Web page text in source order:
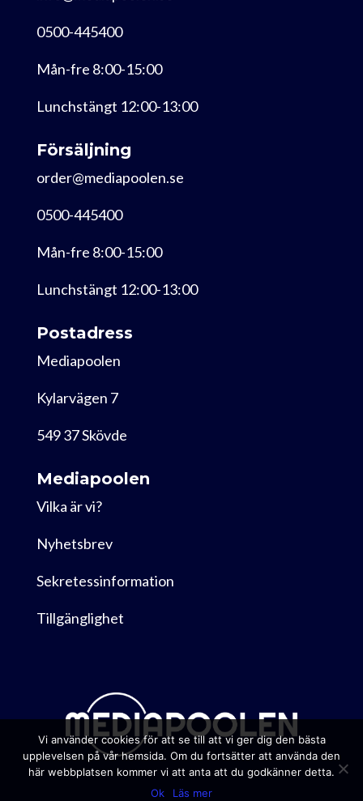
0500-445400
Mån-fre 8:00-15:00
Lunchstängt 12:00-13:00
Försäljning
order@mediapoolen.se
0500-445400
Mån-fre 8:00-15:00
Lunchstängt 12:00-13:00
Postadress
Mediapoolen
Kylarvägen 7
549 37 Skövde
Mediapoolen
Vilka är vi?
Nyhetsbrev
Sekretessinformation
Tillgänglighet
Vi använder cookies för att se till att vi ger dig den bästa
upplevelsen på vår hemsida. Om du fortsätter att använda den
här webbplatsen kommer vi att anta att du godkänner detta.
Ok
Läs mer